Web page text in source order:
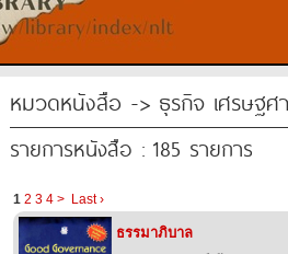
หมวดหนังสือ -> ธุรกิจ เศรษฐศ
รายการหนังสือ : 185 รายการ
1 2 3 4 > Last ›
ธรรมาภิบาล